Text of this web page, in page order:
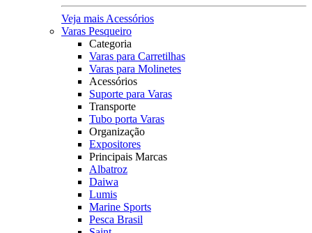
Veja mais Acessórios
Varas Pesqueiro
Categoria
Varas para Carretilhas
Varas para Molinetes
Acessórios
Suporte para Varas
Transporte
Tubo porta Varas
Organização
Expositores
Principais Marcas
Albatroz
Daiwa
Lumis
Marine Sports
Pesca Brasil